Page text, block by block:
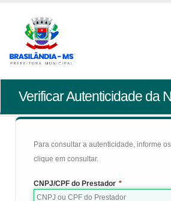
Verificar Autenticidade da
Para consultar a autenticidade, informe
clique em consultar.
CNPJ/CPF do Prestador *